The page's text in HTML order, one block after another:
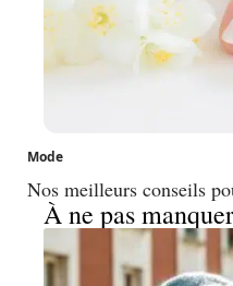
Mode
Nos meilleurs conseils
À ne pas manquer